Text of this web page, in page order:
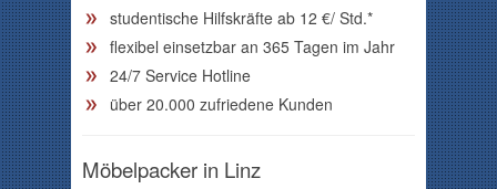
studentische Hilfskräfte ab 12 €/ Std.*
flexibel einsetzbar an 365 Tagen im Jahr
24/7 Service Hotline
über 20.000 zufriedene Kunden
Möbelpacker in Linz